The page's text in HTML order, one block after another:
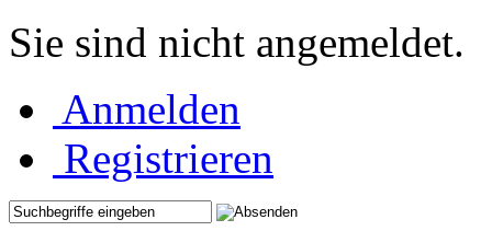
Sie sind nicht angemeldet.
Anmelden
Registrieren